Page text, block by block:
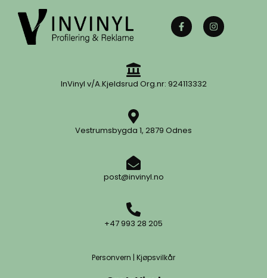
InVinyl v/A.Kjeldsrud Org.nr: 924113332
Vestrumsbygda 1, 2879 Odnes
post@invinyl.no
+47 993 28 205
Personvern | Kjøpsvilkår